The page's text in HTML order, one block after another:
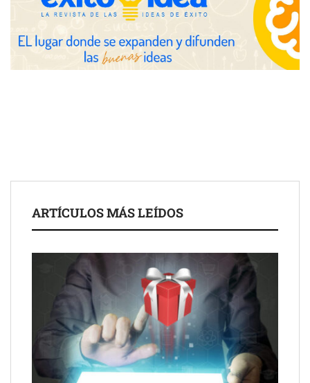
COMPALISS de LYSOTRIC: cuando un solo producto multiplica
las posibilidades del salón profesional
Schaeffler mejora su rentabilidad en el primer semestre de 2026
NOVA: innovación y diseño que transforman espacios de la
ARTÍCULOS MÁS LEÍDOS